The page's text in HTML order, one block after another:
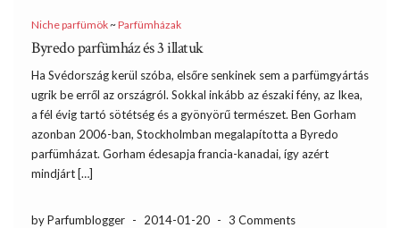
Niche parfümök~Parfümházak
Byredo parfümház és 3 illatuk
Ha Svédország kerül szóba, elsőre senkinek sem a parfümgyártás
ugrik be erről az országról. Sokkal inkább az északi fény, az Ikea,
a fél évig tartó sötétség és a gyönyörű természet. Ben Gorham
azonban 2006-ban, Stockholmban megalapította a Byredo
parfümházat. Gorham édesapja francia-kanadai, így azért
mindjárt […]
by Parfumblogger - 2014-01-20 - 3 Comments